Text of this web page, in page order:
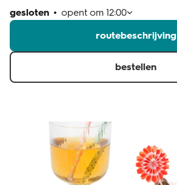
gesloten opent om 12:00
routebeschrijving
bestellen